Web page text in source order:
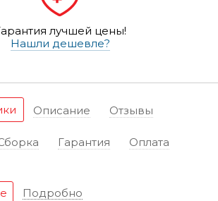
лучшей цены!
Нашли дешевле?
Описание Отзывы
Гарантия Оплата
Подробно